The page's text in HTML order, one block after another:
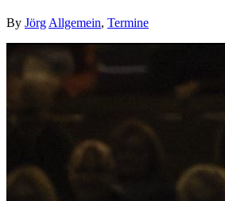
By Jörg Allgemein, Termine